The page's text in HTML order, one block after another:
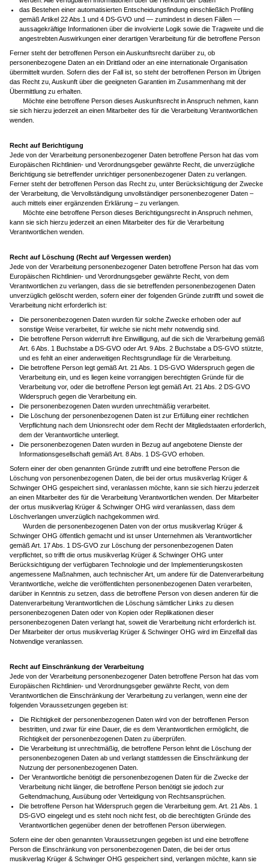
das Bestehen einer automatisierten Entscheidungsfindung einschließlich Profiling
gemäß Artikel 22 Abs.1 und 4 DS-GVO und — zumindest in diesen Fällen —
aussagekräftige Informationen über die involvierte Logik sowie die Tragweite und die
angestrebten Auswirkungen einer derartigen Verarbeitung für die betroffene Person
Ferner steht der betroffenen Person ein Auskunftsrecht darüber zu, ob
personenbezogene Daten an ein Drittland oder an eine internationale Organisation
übermittelt wurden. Sofern dies der Fall ist, so steht der betroffenen Person im Übrigen
das Recht zu, Auskunft über die geeigneten Garantien im Zusammenhang mit der
Übermittlung zu erhalten.
Möchte eine betroffene Person dieses Auskunftsrecht in Anspruch nehmen, kann
sie sich hierzu jederzeit an einen Mitarbeiter des für die Verarbeitung Verantwortlichen
wenden.
Recht auf Berichtigung
Jede von der Verarbeitung personenbezogener Daten betroffene Person hat das vom
Europäischen Richtlinien- und Verordnungsgeber gewährte Recht, die unverzügliche
Berichtigung sie betreffender unrichtiger personenbezogener Daten zu verlangen.
Ferner steht der betroffenen Person das Recht zu, unter Berücksichtigung der Zwecke
der Verarbeitung, die Vervollständigung unvollständiger personenbezogener Daten –
auch mittels einer ergänzenden Erklärung – zu verlangen.
Möchte eine betroffene Person dieses Berichtigungsrecht in Anspruch nehmen,
kann sie sich hierzu jederzeit an einen Mitarbeiter des für die Verarbeitung
Verantwortlichen wenden.
Recht auf Löschung (Recht auf Vergessen werden)
Jede von der Verarbeitung personenbezogener Daten betroffene Person hat das vom
Europäischen Richtlinien- und Verordnungsgeber gewährte Recht, von dem
Verantwortlichen zu verlangen, dass die sie betreffenden personenbezogenen Daten
unverzüglich gelöscht werden, sofern einer der folgenden Gründe zutrifft und soweit die
Verarbeitung nicht erforderlich ist:
Die personenbezogenen Daten wurden für solche Zwecke erhoben oder auf
sonstige Weise verarbeitet, für welche sie nicht mehr notwendig sind.
Die betroffene Person widerruft ihre Einwilligung, auf die sich die Verarbeitung gemäß
Art. 6 Abs. 1 Buchstabe a DS-GVO oder Art. 9 Abs. 2 Buchstabe a DS-GVO stützte,
und es fehlt an einer anderweitigen Rechtsgrundlage für die Verarbeitung.
Die betroffene Person legt gemäß Art. 21 Abs. 1 DS-GVO Widerspruch gegen die
Verarbeitung ein, und es liegen keine vorrangigen berechtigten Gründe für die
Verarbeitung vor, oder die betroffene Person legt gemäß Art. 21 Abs. 2 DS-GVO
Widerspruch gegen die Verarbeitung ein.
Die personenbezogenen Daten wurden unrechtmäßig verarbeitet.
Die Löschung der personenbezogenen Daten ist zur Erfüllung einer rechtlichen
Verpflichtung nach dem Unionsrecht oder dem Recht der Mitgliedstaaten erforderlich,
dem der Verantwortliche unterliegt.
Die personenbezogenen Daten wurden in Bezug auf angebotene Dienste der
Informationsgesellschaft gemäß Art. 8 Abs. 1 DS-GVO erhoben.
Sofern einer der oben genannten Gründe zutrifft und eine betroffene Person die
Löschung von personenbezogenen Daten, die bei der ortus musikverlag Krüger &
Schwinger OHG gespeichert sind, veranlassen möchte, kann sie sich hierzu jederzeit
an einen Mitarbeiter des für die Verarbeitung Verantwortlichen wenden. Der Mitarbeiter
der ortus musikverlag Krüger & Schwinger OHG wird veranlassen, dass dem
Löschverlangen unverzüglich nachgekommen wird.
Wurden die personenbezogenen Daten von der ortus musikverlag Krüger &
Schwinger OHG öffentlich gemacht und ist unser Unternehmen als Verantwortlicher
gemäß Art. 17 Abs. 1 DS-GVO zur Löschung der personenbezogenen Daten
verpflichtet, so trifft die ortus musikverlag Krüger & Schwinger OHG unter
Berücksichtigung der verfügbaren Technologie und der Implementierungskosten
angemessene Maßnahmen, auch technischer Art, um andere für die Datenverarbeitung
Verantwortliche, welche die veröffentlichten personenbezogenen Daten verarbeiten,
darüber in Kenntnis zu setzen, dass die betroffene Person von diesen anderen für die
Datenverarbeitung Verantwortlichen die Löschung sämtlicher Links zu diesen
personenbezogenen Daten oder von Kopien oder Replikationen dieser
personenbezogenen Daten verlangt hat, soweit die Verarbeitung nicht erforderlich ist.
Der Mitarbeiter der ortus musikverlag Krüger & Schwinger OHG wird im Einzelfall das
Notwendige veranlassen.
Recht auf Einschränkung der Verarbeitung
Jede von der Verarbeitung personenbezogener Daten betroffene Person hat das vom
Europäischen Richtlinien- und Verordnungsgeber gewährte Recht, von dem
Verantwortlichen die Einschränkung der Verarbeitung zu verlangen, wenn eine der
folgenden Voraussetzungen gegeben ist:
Die Richtigkeit der personenbezogenen Daten wird von der betroffenen Person
bestritten, und zwar für eine Dauer, die es dem Verantwortlichen ermöglicht, die
Richtigkeit der personenbezogenen Daten zu überprüfen.
Die Verarbeitung ist unrechtmäßig, die betroffene Person lehnt die Löschung der
personenbezogenen Daten ab und verlangt stattdessen die Einschränkung der
Nutzung der personenbezogenen Daten.
Der Verantwortliche benötigt die personenbezogenen Daten für die Zwecke der
Verarbeitung nicht länger, die betroffene Person benötigt sie jedoch zur
Geltendmachung, Ausübung oder Verteidigung von Rechtsansprüchen.
Die betroffene Person hat Widerspruch gegen die Verarbeitung gem. Art. 21 Abs. 1
DS-GVO eingelegt und es steht noch nicht fest, ob die berechtigten Gründe des
Verantwortlichen gegenüber denen der betroffenen Person überwiegen.
Sofern eine der oben genannten Voraussetzungen gegeben ist und eine betroffene
Person die Einschränkung von personenbezogenen Daten, die bei der ortus
musikverlag Krüger & Schwinger OHG gespeichert sind, verlangen möchte, kann sie